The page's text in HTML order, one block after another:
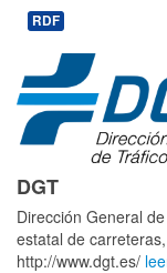
RDF
DGT
Dirección General
estatal de
http://www.dgt.es/